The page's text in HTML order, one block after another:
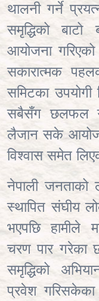
थालनी गर्ने
समृद्धिको
आयोजना
सकारात्मक
समिटका उपयोगी
सबैसँग छलफल
लैजान सके
विश्वास समेत
नेपाली जनताको
स्थापित संघीय
भएपछि हामीले
चरण पार गरेका
समृद्धिको
प्रवेश